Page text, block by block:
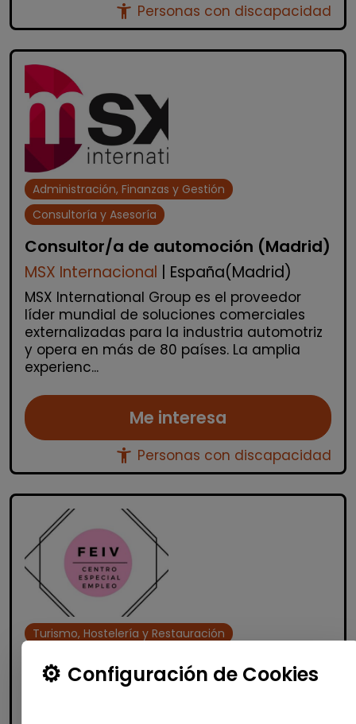
accessibility_new Personas con discapacidad
Administración, Finanzas y Gestión
Consultoría y Asesoría
Consultor/a de automoción (Madrid)
MSX Internacional | España(Madrid)
MSX International Group es el proveedor
líder mundial de soluciones comerciales
externalizadas para la industria automotriz
y opera en más de 80 países. La amplia
experienc...
Me interesa
accessibility_new Personas con discapacidad
Turismo, Hostelería y Restauración
Cocinero/a (valència)
CEE Facilitadores de Empleo e Inserción
Configuración de Cookies